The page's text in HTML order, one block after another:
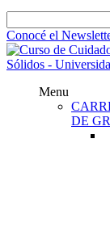
Conocé el
Menu
DE